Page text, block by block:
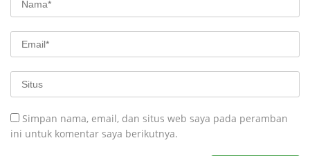
Simpan nama, email, dan situs web saya pada peramban
ini untuk komentar saya berikutnya.